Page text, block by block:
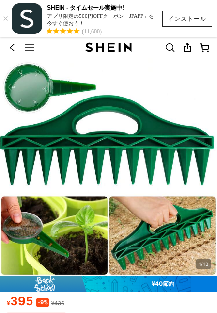
インストール
×
SHEIN - タイムセール実施中!
アプリ限定の500円OFFクーポン「JPAPP」を
今すぐ使おう！
(11,600)
1/13
¥40節約
¥395 -9% ¥435